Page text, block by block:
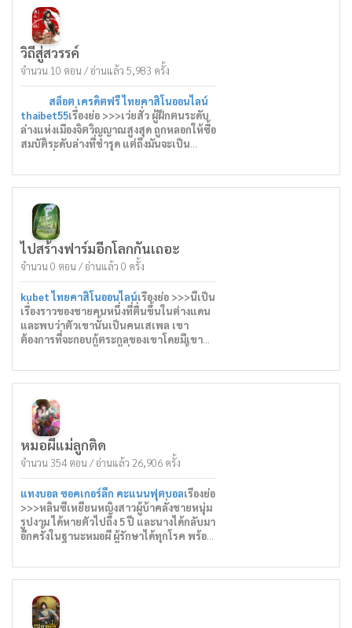
ตะวันตกและทวีปตะวันออก
ผมได้กลายเป็นส่วนหนึ่งของนิยายเรื่องนี้ไม่ได้
เป็นพระเอกที่ชื่อ เชวฮัน แต่เป็นเพียงตัวขยะ
ไร้ค่าของครอบครัวท่านเคานต์ซึ่งเป็น
ครอบครัวขุนนางที่ดูแลพื้นที่ของหมู่บ้านแห่ง
แรกที่ เชวฮัน ย่างกรายไปถึงเพื่อเริ่มต้นบท
ทดสอบการเป็นวีรบุรุษ
ปัญหาคือก่อนที่ เชวฮัน จะมาเยือนนั้นหมู่บ้าน
ที่เขาอาศัยอยู่ถูกคนจากองค์กรลับลอบสังหาร
คนที่เขารักล้วนตายเกือบทั้งหมด ทำให้
พร้อมที่จะฆ่าคนที่เกี่ยวข้องกับเหตุการณ์
ทั้งหมดให้ตายตกตามกันไป
ปัญหาใหญ่กว่านั้นคือขยะโง่เง่าเช่น คาร์ล เฮ
นิตัส คนที่ผมครอบครองร่างอยู่ กลับไม่ได้รู้
เรื่องรู้ราวถึงสิ่งที่เกิดขึ้น เขาเข้าไปหาเรื่อง
เชวฮัน ก่อนที่จะถูกพระเอกของเรื่องทำร้าย
ร่างกายในที่สุด
"... นี่มันเป็นปัญหาแล้ว"
ผมรู้สึกว่าเรื่องที่เกิดขึ้นมันไม่ได้ตลกเลยสัก
นิด มันเป็นเรื่องที่โคตรจะจริงจังเลย ผมไม่
อยากโดนอัดจนเละ ! แต่มันก็น่าจะพยายาม
ลองดูกับชีวิตใหม่ที่ได้เป็นนี้สักตั้งล่ะนะ..
วิถีสู่สวรรค์
จำนวน 10 ตอน / อ่านแล้ว 5,983 ครั้ง
สล็อต เครดิตฟรี ไทยคาสิโนออนไลน์
thaibet55เรื่องย่อ >>>เว่ยสั่ว ผู้ฝึกตนระดับ
ล่างแห่งเมืองจิตวิญญาณสูงสุด ถูกหลอกให้ซื้อ
สมบัติระดับล่างที่ชำรุด แต่ถึงมันจะเป็น
อายุหลายหมื่นปีสิงสู่... สิ่งที่หายากในอดีตเมื่อ
หลายปีก่อน ยามนี้มีให้เห็นดาษดื่น เช่น สิ่งที่
วิญญาณระดับล่างจำนวนมากมาย
ฝากติดตามนิยายเรื่องนี้ด้วยนะครับ
ไปสร้างฟาร์มอีกโลกกันเถอะ
จำนวน 0 ตอน / อ่านแล้ว 0 ครั้ง
kubet ไทยคาสิโนออนไลน์เรื่องย่อ >>>นี้เป็น
เรื่องราวของชายคนหนึ่งที่ตื่นขึ้นในต่างแดน
และพบว่าตัวเขานั้นเป็นคนเสเพล เขา
ต้องการที่จะกอบกู้ตระกูลของเขาโดยมีเขา
พูดถึงจากเติบโตจนกลายเป็นตำนานของการ
พัฒนาดินแดนในขณะที่เป็นคนพิการจากยา
ไปอยู่ชายแดนโดยขุนนางเพราะครอบครัว
ของเขาสนันสนุนผิดฝ่าย
เขามาที่ต่างโลกพร้อมกับความสามารถที่
แปลกประลาดเมื่อตื่นขึ้นมาในร่างนี้ เขามี
ความสามารถที่จะเดินทางไปยังมิติที่สร้างขึ้น
จากเกมทำฟาร์ม แต่สามารถนำอาหารออกมา
สู่โลกภายนอกได้ สำหรับคนที่อยู่ชายแดน
และด้วยความโกงนี้ทำให้เขาอยู่รอดในโลกที่
ไม่คุ้นเคยนี้พร้อมกับบริวารที่จงรักภักดีเพื่อ
กอบกู้ตระกูล ทำฟาร์ม ขายผลผลิต เพื่อหา
ติดตามการเดินทางของเจ่าไห่ที่ใช้ชีวิตในโลก
เวทย์มนตร์ที่เรื่องราวเต็มไปด้วยการทำ
ฟาร์ม,การค้าขาย,พร้อมกับเรื่องตื่นเต้นอื่นๆ
หมอผีแม่ลูกติด
จำนวน 354 ตอน / อ่านแล้ว 26,906 ครั้ง
แทงบอล ซอคเกอร์ลีก คะแนนฟุตบอลเรื่องย่อ
>>>หลินซีเหยียนหญิงสาวผู้บ้าคลั่งชายหนุ่ม
รูปงาม ได้หายตัวไปถึง 5 ปี และนางได้กลับมา
อีกครั้งในฐานะหมอผี ผู้รักษาได้ทุกโรค พร้อม
“ท่านแม่ ใครคือพ่อของข้า?”
“ข้าหยิบเจ้ามาจากกองขยะ!”
เด็ก เปิ่นหวางจะรับเป็นพ่อเอง!”
“เจ้าอยากโดนเข็มเงินของข้าใช่ไหม?”